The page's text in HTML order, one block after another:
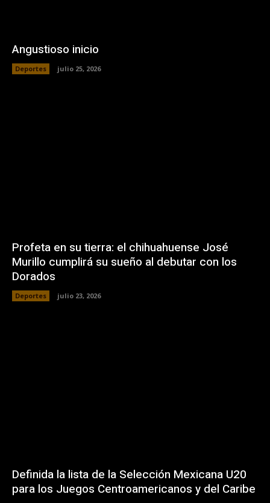
Angustioso inicio
Deportes julio 25, 2026
Profeta en su tierra: el chihuahuense José
Murillo cumplirá su sueño al debutar con los
Dorados
Deportes julio 23, 2026
Definida la lista de la Selección Mexicana U20
para los Juegos Centroamericanos y del Caribe